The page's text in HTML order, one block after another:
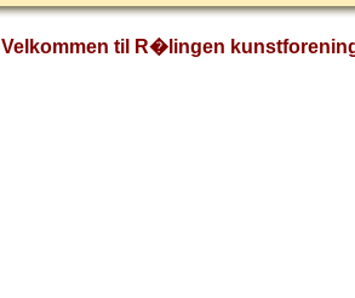
Velkommen til R�lingen